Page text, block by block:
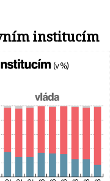
institucím